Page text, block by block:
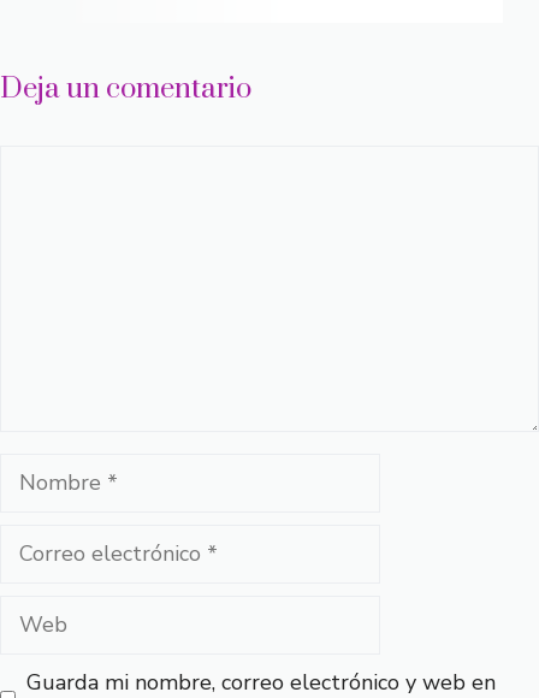
Deja un comentario
Nombre
Correo
Web
Guarda mi nombre, correo electrónico y web en